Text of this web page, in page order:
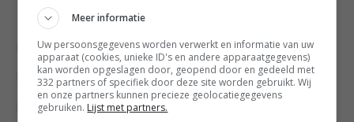
Bewuste keuzes Fruit recepten Gangen
Gelegenheid Makkelijke recepten
Nagerecht Picknick recepten
Meer informatie
Uw persoonsgegevens worden verwerkt en informatie van uw
apparaat (cookies, unieke ID's en andere apparaatgegevens)
kan worden opgeslagen door, geopend door en gedeeld met
332 partners of specifiek door deze site worden gebruikt. Wij
en onze partners kunnen precieze geolocatiegegevens
gebruiken. Lijst met partners.